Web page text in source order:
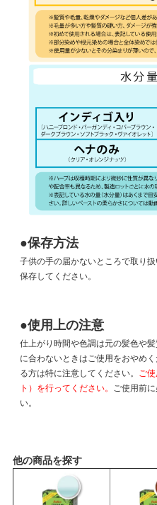
●保存方法
子供の手の届かないところで取り
保存してください。
●使用上の注意
仕上がり時間や色調は元の髪色や
に合わないときはご使用をおやめ
る方は特に注意してください。 ご
ト）を行ってください。 ご使用前
い。
他の商品を探す